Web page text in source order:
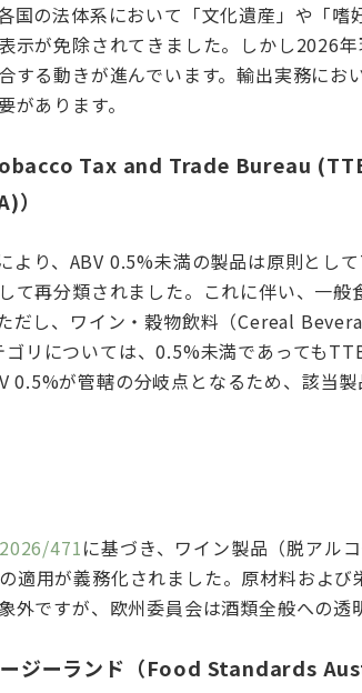
国の法体系において「文化遺産」や「嗜
示が免除されてきました。しかし2026
する動きが進んでいます。輸出実務にお
があります。
Tax and Trade Bureau
より、ABV 0.5%未満の製品は原則とし
て再分類されました。これに伴い、一
だし、ワイン・穀物飲料（Cereal
リについては、0.5%未満であっても
0.5%が管轄の分岐点となるため、該当製
2026/471に基づき、ワイン製品（脱アル
適用が義務化されました。原材料および
外ですが、欧州委員会は酒類全般への透
ージーランド（Food Standards